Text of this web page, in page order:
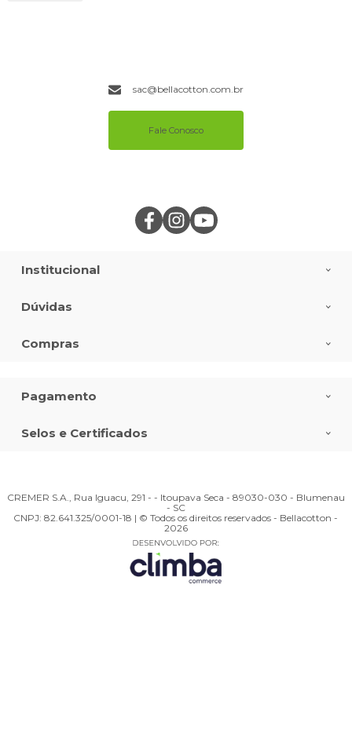
Institucional
Dúvidas
Compras
sac@bellacotton.com.br
Fale Conosco
Pagamento
Selos e Certificados
CREMER S.A., Rua Iguacu, 291 - - Itoupava Seca - 89030-030 - Blumenau
- SC
CNPJ: 82.641.325/0001-18 | © Todos os direitos reservados - Bellacotton -
2026